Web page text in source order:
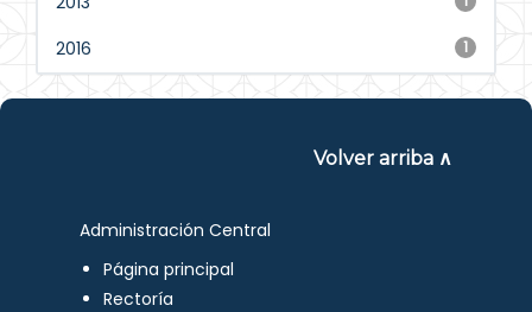
1
2016
Volver arriba ∧
Administración Central
Página principal
Rectoría